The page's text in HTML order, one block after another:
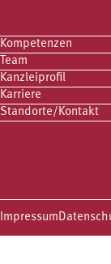
Kompetenzen
Team
Kanzleiprofil
Karriere
Standorte/Kontakt
Impressum